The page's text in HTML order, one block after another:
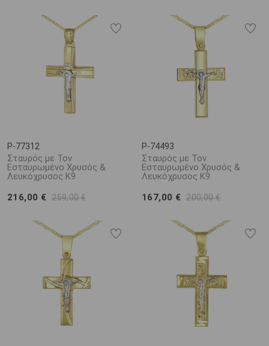
P-77312
Σταυρός με Τον
Εσταυρωμένο Χρυσός &
Λευκόχρυσος Κ9
216,00 € 259,00 €
P-74493
Σταυρός με Τον
Εσταυρωμένο Χρυσός &
Λευκόχρυσος Κ9
167,00 € 200,00 €